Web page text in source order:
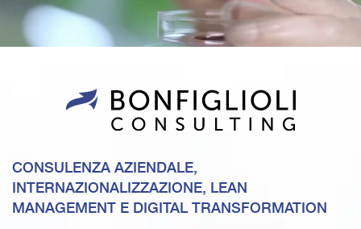
CONSULENZA AZIENDALE,
INTERNAZIONALIZZAZIONE, LEAN
MANAGEMENT E DIGITAL TRANSFORMATION